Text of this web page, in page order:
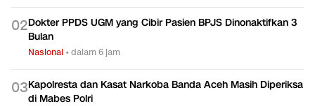
02Dokter PPDS UGM yang Cibir Pasien BPJS Dinonaktifkan 3
Bulan
Nasional •dalam 6 jam
03Kapolresta dan Kasat Narkoba Banda Aceh Masih Diperiksa
di Mabes Polri